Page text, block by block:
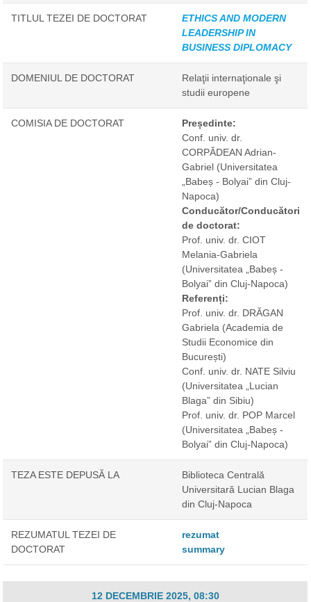
TITLUL TEZEI DE DOCTORAT
ETHICS AND MODERN
LEADERSHIP IN
BUSINESS DIPLOMACY
DOMENIUL DE DOCTORAT
Relaţii internaţionale şi
studii europene
COMISIA DE DOCTORAT
Președinte:
Conf. univ. dr.
CORPĂDEAN Adrian-
Gabriel (Universitatea
„Babeș - Bolyai” din Cluj-
Napoca)
Conducător/Conducători
de doctorat:
Prof. univ. dr. CIOT
Melania-Gabriela
(Universitatea „Babeș -
Bolyai” din Cluj-Napoca)
Referenți:
Prof. univ. dr. DRĂGAN
Gabriela (Academia de
Studii Economice din
București)
Conf. univ. dr. NATE Silviu
(Universitatea „Lucian
Blaga” din Sibiu)
Prof. univ. dr. POP Marcel
(Universitatea „Babeș -
Bolyai” din Cluj-Napoca)
TEZA ESTE DEPUSĂ LA
Biblioteca Centrală
Universitară Lucian Blaga
din Cluj-Napoca
REZUMATUL TEZEI DE
DOCTORAT
rezumat
summary
12 DECEMBRIE 2025, 08:30